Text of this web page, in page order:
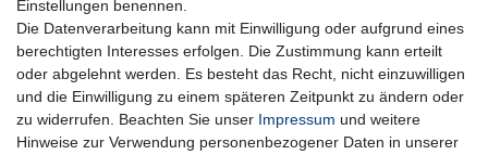
** Hierbei handelt es sich um ein Pflichtfeld.
Impressum Daten­schutz­erklärung AGB
Einstellungen benennen.
Die Datenverarbeitung kann mit Einwilligung oder aufgrund eines
berechtigten Interesses erfolgen. Die Zustimmung kann erteilt
oder abgelehnt werden. Es besteht das Recht, nicht einzuwilligen
und die Einwilligung zu einem späteren Zeitpunkt zu ändern oder
zu widerrufen. Beachten Sie unser Impressum und weitere
Hinweise zur Verwendung personenbezogener Daten in unserer